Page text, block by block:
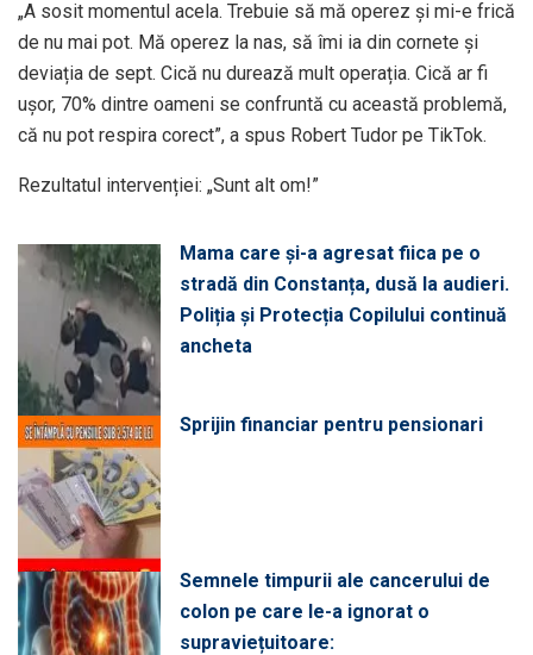
„A sosit momentul acela. Trebuie să mă operez și mi-e frică
de nu mai pot. Mă operez la nas, să îmi ia din cornete și
deviația de sept. Cică nu durează mult operația. Cică ar fi
ușor, 70% dintre oameni se confruntă cu această problemă,
că nu pot respira corect”, a spus Robert Tudor pe TikTok.
Rezultatul intervenției: „Sunt alt om!”
Mama care și-a agresat fiica pe o
stradă din Constanța, dusă la audieri.
Poliția și Protecția Copilului continuă
ancheta
Sprijin financiar pentru pensionari
Semnele timpurii ale cancerului de
colon pe care le-a ignorat o
supraviețuitoare: